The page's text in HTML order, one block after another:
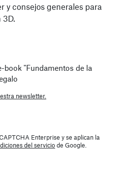
y consejos generales para
3D.
book "Fundamentos de la
newsletter.
Enterprise y se aplican la
del serviciode Google.